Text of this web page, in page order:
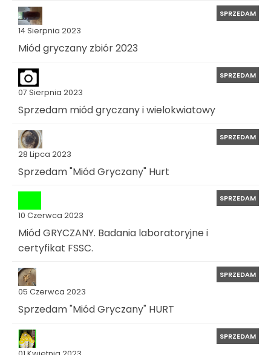
14 Sierpnia 2023
SPRZEDAM
Miód gryczany zbiór 2023
07 Sierpnia 2023
SPRZEDAM
Sprzedam miód gryczany i wielokwiatowy
28 Lipca 2023
SPRZEDAM
Sprzedam "Miód Gryczany" Hurt
10 Czerwca 2023
SPRZEDAM
Miód GRYCZANY. Badania laboratoryjne i
certyfikat FSSC.
05 Czerwca 2023
SPRZEDAM
Sprzedam "Miód Gryczany" HURT
SPRZEDAM